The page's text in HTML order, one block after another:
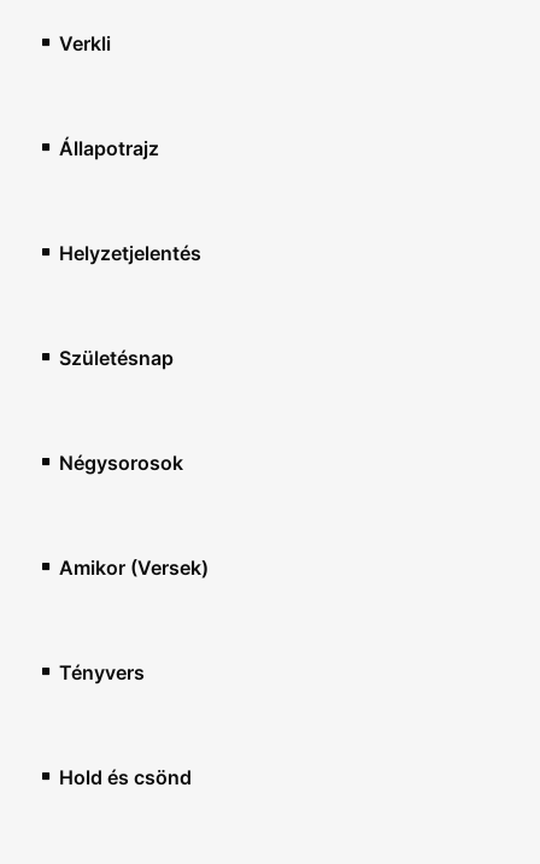
Verkli
Állapotrajz
Helyzetjelentés
Születésnap
Négysorosok
Amikor (Versek)
Tényvers
Hold és csönd